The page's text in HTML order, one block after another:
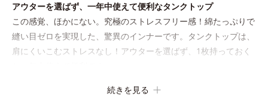
アウターを選ばず、一年中使えて便利なタンクトップ
この感覚、ほかにない。究極のストレスフリー感！綿たっぷりで
縫い目ゼロを実現した、驚異のインナーです。タンクトップは、
肩にくいこむストレスなし！アウターを選ばず、1枚持っておく
続きを見る